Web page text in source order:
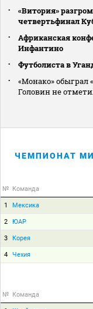
«Витория»
четвертьфинал
Африканская
Инфантино
Футболиста в
«Монако» обыграл
Головин не
ЧЕМПИОНАТ
№ Команда
1 Мексика
2 ЮАР
3 Корея
4 Чехия
№ Команда